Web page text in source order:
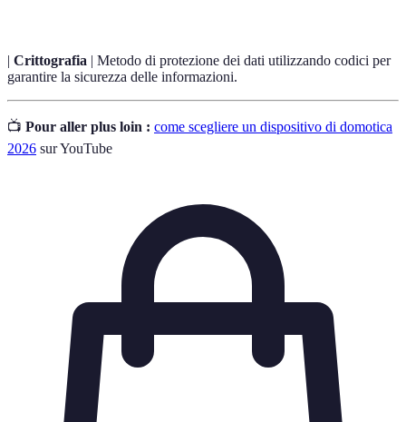
| Crittografia | Metodo di protezione dei dati utilizzando codici per
garantire la sicurezza delle informazioni.
📺 Pour aller plus loin : come scegliere un dispositivo di domotica
2026 sur YouTube